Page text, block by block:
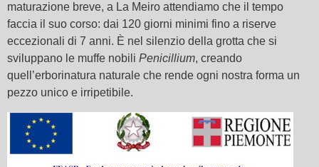
maturazione breve, a La Meiro attendiamo che il tempo
faccia il suo corso: dai 120 giorni minimi fino a riserve
eccezionali di 7 anni. È nel silenzio della grotta che si
sviluppano le muffe nobili Penicillium, creando
quell’erborinatura naturale che rende ogni nostra forma un
pezzo unico e irripetibile.